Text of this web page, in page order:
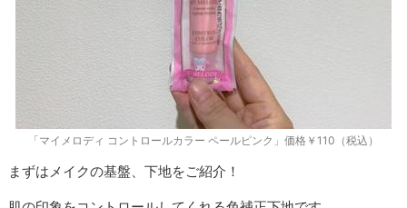
「マイメロディ コントロールカラー ペールピンク」価格￥110（税込）
まずはメイクの基盤、下地をご紹介！